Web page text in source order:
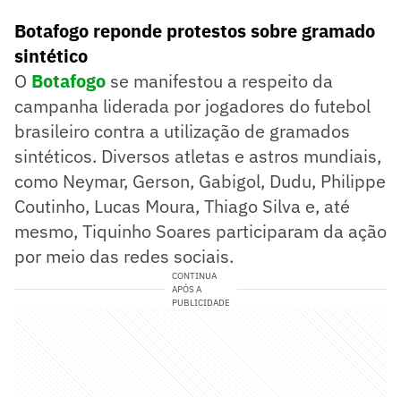
Botafogo reponde protestos sobre gramado
sintético
O Botafogo se manifestou a respeito da
campanha liderada por jogadores do futebol
brasileiro contra a utilização de gramados
sintéticos. Diversos atletas e astros mundiais,
como Neymar, Gerson, Gabigol, Dudu, Philippe
Coutinho, Lucas Moura, Thiago Silva e, até
mesmo, Tiquinho Soares participaram da ação
por meio das redes sociais.
CONTINUA
APÓS A
PUBLICIDADE